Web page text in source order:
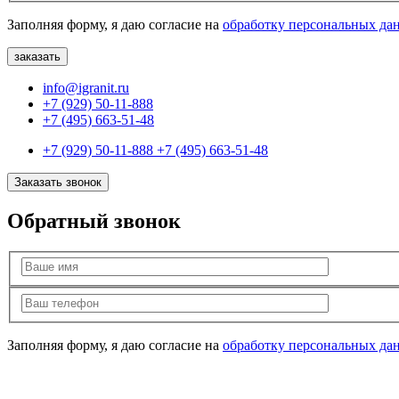
Заполняя форму, я даю согласие на обработку персональных
info@igranit.ru
+7 (929) 50-11-888
+7 (495) 663-51-48
+7 (929) 50-11-888 +7 (495) 663-51-48
Заказать звонок
Обратный звонок
Заполняя форму, я даю согласие на обработку персональных